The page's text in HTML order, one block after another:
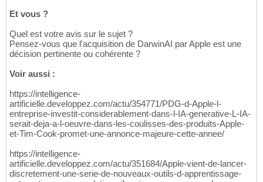
Et vous ?
Quel est votre avis sur le sujet ?
Pensez-vous que l'acquisition de DarwinAI par Apple est une
décision pertinente ou cohérente ?
Voir aussi :
https://intelligence-
artificielle.developpez.com/actu/354771/PDG-d-Apple-l-
entreprise-investit-considerablement-dans-l-IA-generative-L-IA-
serait-deja-a-l-oeuvre-dans-les-coulisses-des-produits-Apple-
et-Tim-Cook-promet-une-annonce-majeure-cette-annee/
https://intelligence-
artificielle.developpez.com/actu/351684/Apple-vient-de-lancer-
discretement-une-serie-de-nouveaux-outils-d-apprentissage-